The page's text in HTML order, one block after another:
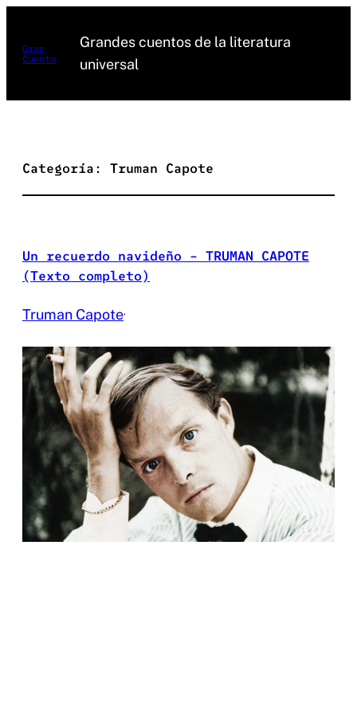
contenido
Gran
Cuento
Grandes cuentos de la literatura
universal
Categoría: Truman Capote
Un recuerdo navideño – TRUMAN CAPOTE
(Texto completo)
Truman Capote·